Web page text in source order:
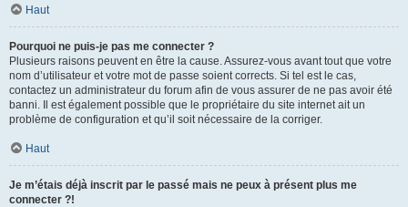
Haut
Pourquoi ne puis-je pas me connecter ?
Plusieurs raisons peuvent en être la cause. Assurez-vous avant tout que votre
nom d’utilisateur et votre mot de passe soient corrects. Si tel est le cas,
contactez un administrateur du forum afin de vous assurer de ne pas avoir été
banni. Il est également possible que le propriétaire du site internet ait un
problème de configuration et qu’il soit nécessaire de la corriger.
Haut
Je m’étais déjà inscrit par le passé mais ne peux à présent plus me
connecter ?!